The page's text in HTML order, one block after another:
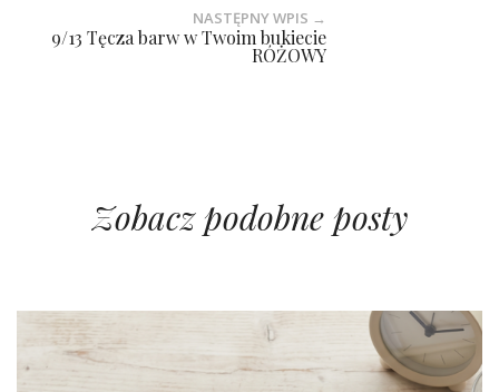
NASTĘPNY WPIS →
9/13 Tęcza barw w Twoim bukiecie
RÓŻOWY
Zobacz podobne posty